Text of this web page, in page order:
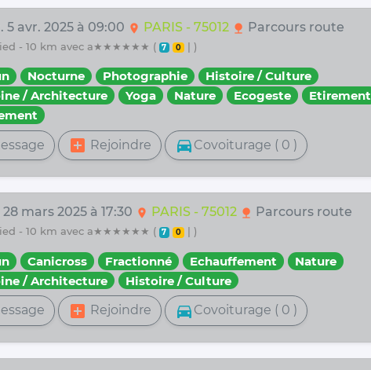
5 avr. 2025 à 09:00 location_on PARIS - 75012 nature Parcours route
- 10 km avec a★★★★★★ ( 7 0 | )
Nocturne Photographie
Histoire / Culture
/ Architecture
Yoga Nature Ecogeste
Etirement
add_box Rejoindre directions_car Covoiturage ( 0 )
28 mars 2025 à 17:30 location_on PARIS - 75012 nature Parcours route
- 10 km avec a★★★★★★ ( 7 0 | )
Canicross Fractionné Echauffement
Nature
/ Architecture
Histoire / Culture
add_box Rejoindre directions_car Covoiturage ( 0 )